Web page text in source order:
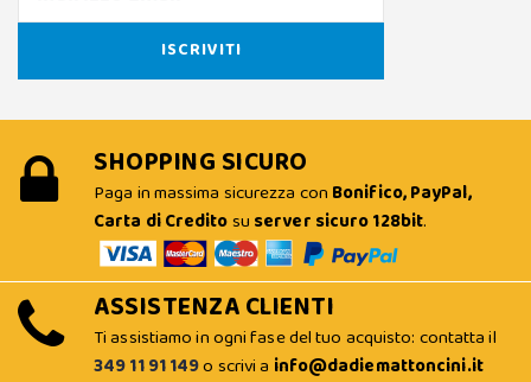
SHOPPING SICURO
Paga in massima sicurezza con Bonifico, PayPal,
Carta di Creditosu server sicuro 128bit.
ASSISTENZA CLIENTI
Ti assistiamo in ogni fase del tuo acquisto: contatta il
349 11 91 149o scrivi a info@dadiemattoncini.it